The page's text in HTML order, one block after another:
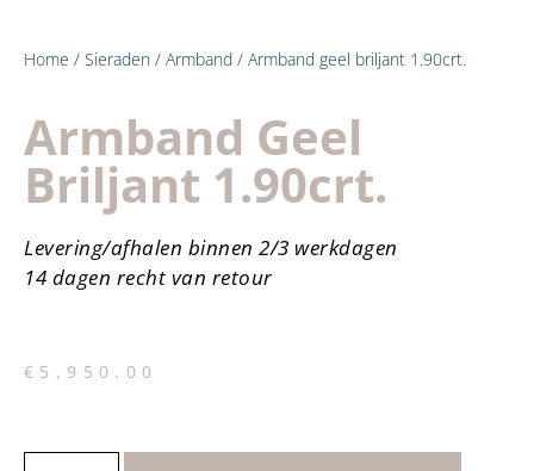
Home / Sieraden / Armband / Armband geel briljant 1.90crt.
Armband Geel
Briljant 1.90crt.
Levering/afhalen binnen 2/3 werkdagen
14 dagen recht van retour
€ 5,950.00